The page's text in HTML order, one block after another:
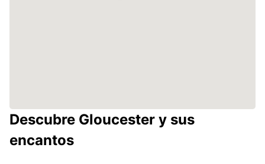
Descubre Gloucester y sus
encantos